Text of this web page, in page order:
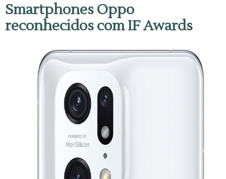
Smartphones Oppo
reconhecidos com IF Awards